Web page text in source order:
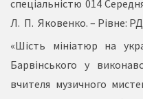
спеціальністю 014
Л. П. Яковенко. – Рівне:
«Шість мініатюр на
Барвінського у
вчителя музичного